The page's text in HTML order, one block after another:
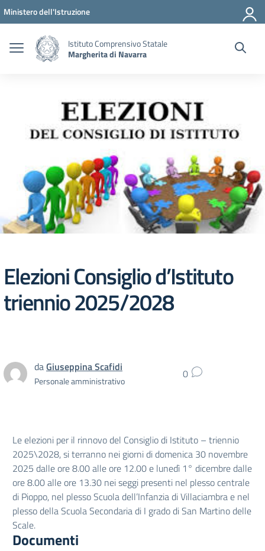
Vai ai contenuti
Vai al menu di navigazione
Vai al footer
Ministero dell'Istruzione
Istituto Comprensivo Statale
Margherita di Navarra
Elezioni Consiglio d’Istituto
triennio 2025/2028
daGiuseppina Scafidi
Personale amministrativo 0
Le elezioni per il rinnovo del Consiglio di Istituto – triennio
2025\2028,si terranno nei giorni didomenica 30 novembre
2025 dalle ore 8.00 alle ore 12.00 e lunedì 1° dicembre dalle
ore 8.00 alle ore 13.30 nei seggi presenti nel plesso centrale
di Pioppo, nel plesso Scuola dell’Infanzia di Villaciambra e nel
plesso della ScuolaSecondaria di I grado di San Martino delle
Scale.
Documenti